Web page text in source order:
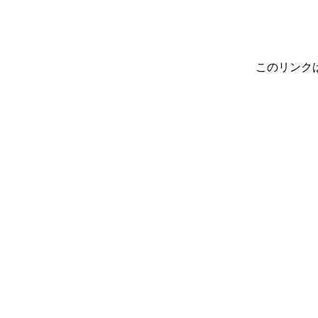
このリンク